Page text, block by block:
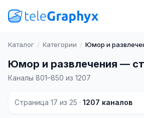
Каталог / Категории / Юмор и
Юмор и развлечения —
Каналы 801–850 из 1207
Страница 17 из 25 · 1207 каналов